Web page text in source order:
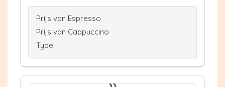
Prijs van Espresso
Prijs van Cappuccino
Type